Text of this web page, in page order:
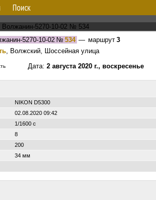
Поиск
5270-10-02№ 534 — маршрут 3
, Волжский, Шоссейная улица
Дата: 2 августа 2020 г., воскресенье
NIKON D5300
02.08.2020 09:42
1/1600 с
8
200
34 мм